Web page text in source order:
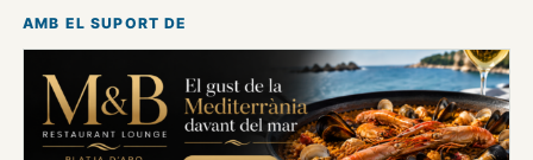
AMB EL SUPORT DE